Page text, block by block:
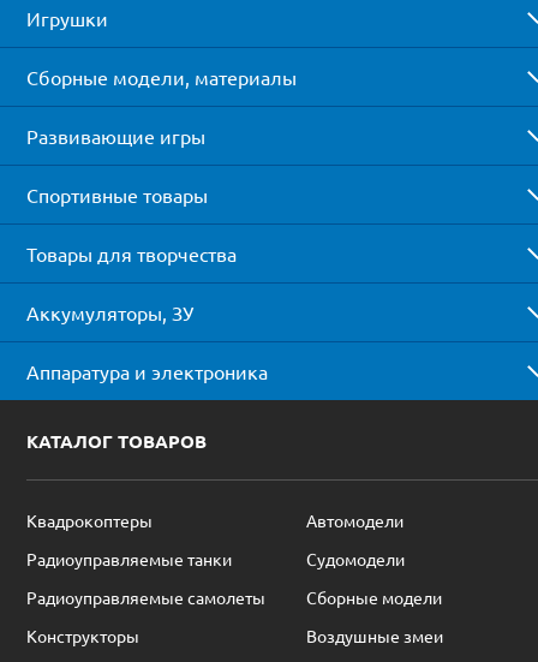
Игрушки
Сборные модели, материалы
Развивающие игры
Спортивные товары
Товары для творчества
Аккумуляторы, ЗУ
Аппаратура и электроника
КАТАЛОГ ТОВАРОВ
Квадрокоптеры
Автомодели
Радиоуправляемые танки
Судомодели
Радиоуправляемые самолеты
Сборные модели
Конструкторы
Воздушные змеи